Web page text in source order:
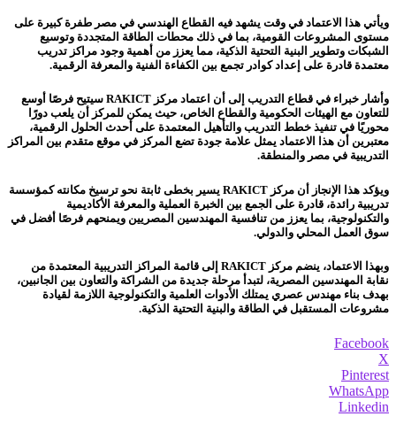
ويأتي هذا الاعتماد في وقت يشهد فيه القطاع الهندسي في مصر طفرة كبيرة على
مستوى المشروعات القومية، بما في ذلك محطات الطاقة المتجددة وتوسيع
الشبكات وتطوير البنية التحتية الذكية، مما يعزز من أهمية وجود مراكز تدريب
معتمدة قادرة على إعداد كوادر تجمع بين الكفاءة الفنية والمعرفة الرقمية.
وأشار خبراء في قطاع التدريب إلى أن اعتماد مركز RAKICT سيتيح فرصًا أوسع
للتعاون مع الهيئات الحكومية والقطاع الخاص، حيث يمكن للمركز أن يلعب دورًا
محوريًا في تنفيذ خطط التدريب والتأهيل المعتمدة على أحدث الحلول الرقمية،
معتبرين أن هذا الاعتماد يمثل علامة جودة تضع المركز في موقع متقدم بين المراكز
التدريبية في مصر والمنطقة.
ويؤكد هذا الإنجاز أن مركز RAKICT يسير بخطى ثابتة نحو ترسيخ مكانته كمؤسسة
تدريبية رائدة، قادرة على الجمع بين الخبرة العملية والمعرفة الأكاديمية
والتكنولوجية، بما يعزز من تنافسية المهندسين المصريين ويمنحهم فرصًا أفضل في
سوق العمل المحلي والدولي.
وبهذا الاعتماد، ينضم مركز RAKICT إلى قائمة المراكز التدريبية المعتمدة من
نقابة المهندسين المصرية، لتبدأ مرحلة جديدة من الشراكة والتعاون بين الجانبين،
بهدف بناء مهندس عصري يمتلك الأدوات العلمية والتكنولوجية اللازمة لقيادة
مشروعات المستقبل في الطاقة والبنية التحتية الذكية.
Facebook
X
Pinterest
WhatsApp
Linkedin